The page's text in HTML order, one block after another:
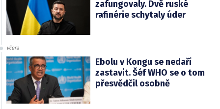
zafungovaly. Dvě ruské
rafinérie schytaly úder
včera
Ebolu v Kongu se nedaří
zastavit. Šéf WHO se o tom
přesvědčil osobně